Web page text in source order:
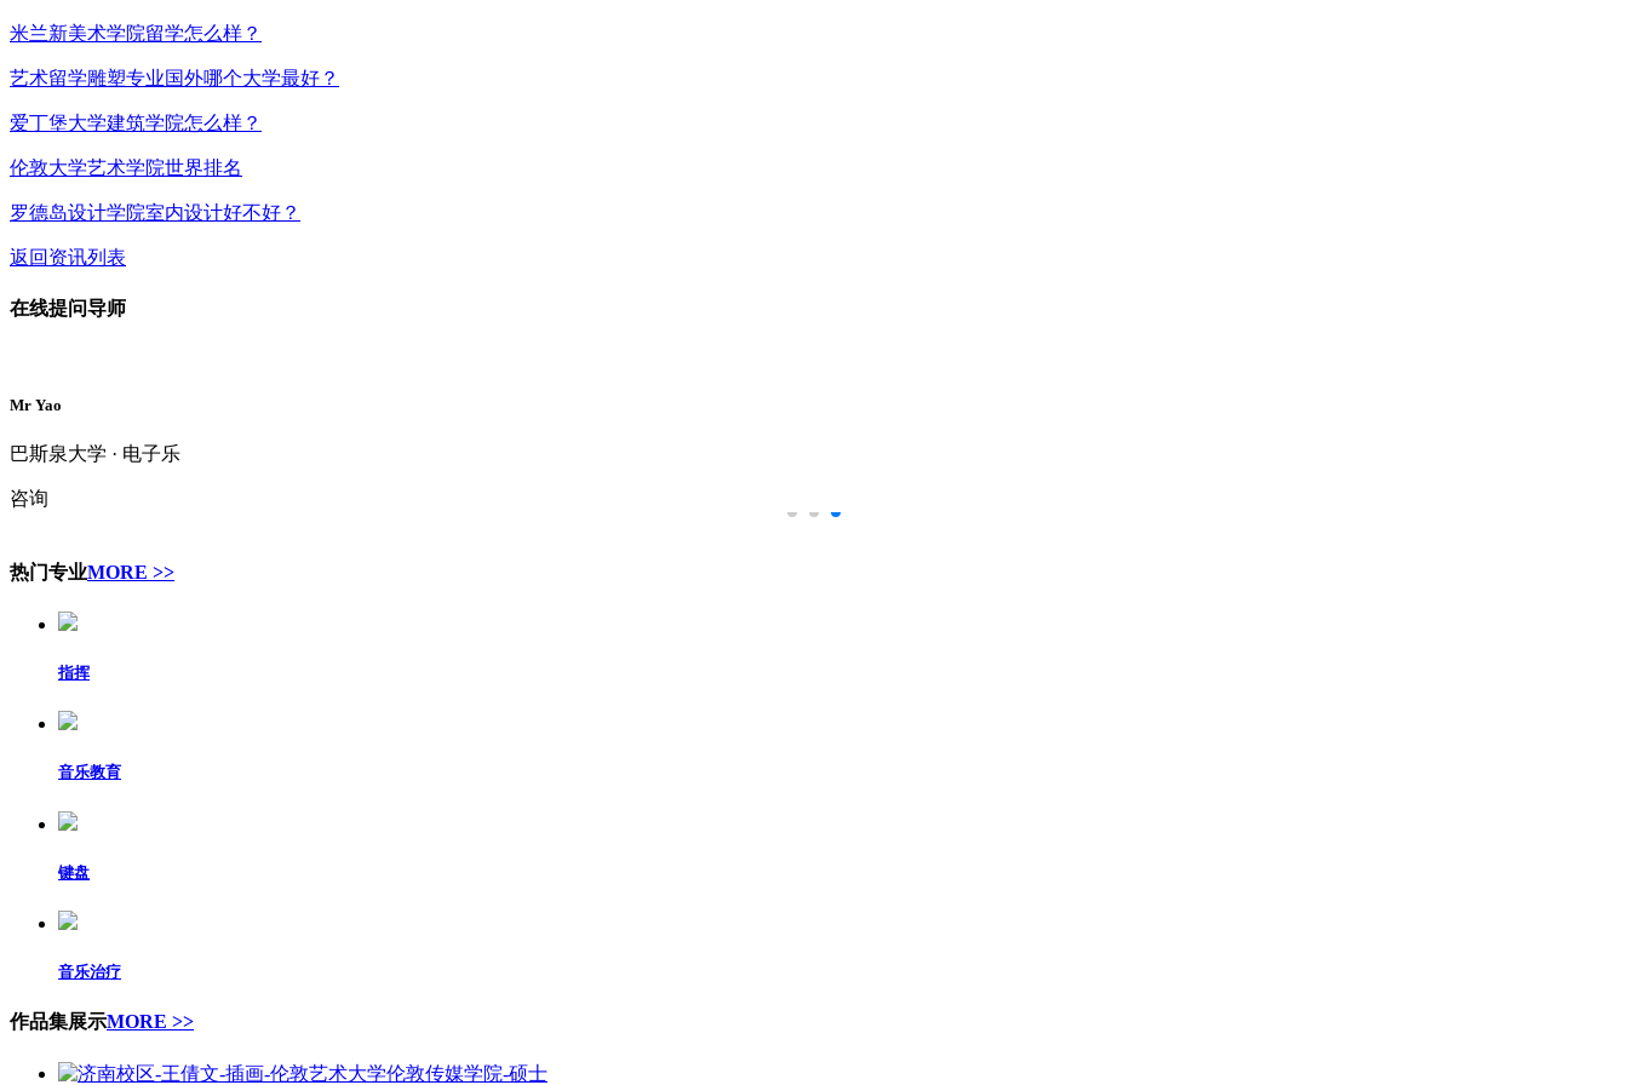
米兰新美术学院留学怎么样？
艺术留学雕塑专业国外哪个大学最好？
爱丁堡大学建筑学院怎么样？
伦敦大学艺术学院世界排名
罗德岛设计学院室内设计好不好？
返回资讯列表
在线提问导师
Mr Yao
巴斯泉大学 · 电子乐
咨询
热门专业MORE >>
指挥
音乐教育
键盘
音乐治疗
作品集展示MORE >>